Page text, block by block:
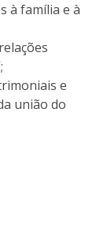
à família e à
e
união do